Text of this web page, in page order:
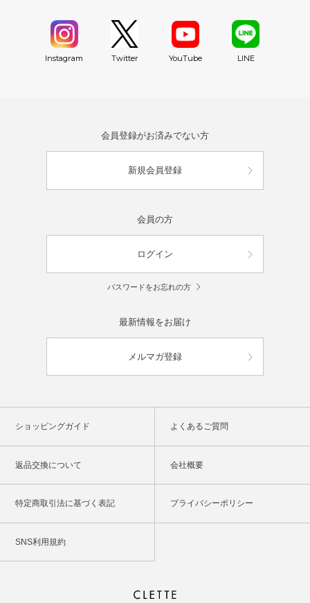
Instagram Twitter YouTube LINE
会員登録がお済みでない方
新規会員登録
会員の方
ログイン
パスワードをお忘れの方
最新情報をお届け
メルマガ登録
ショッピングガイド よくあるご質問
返品交換について 会社概要
特定商取引法に基づく表記 プライバシーポリシー
SNS利用規約